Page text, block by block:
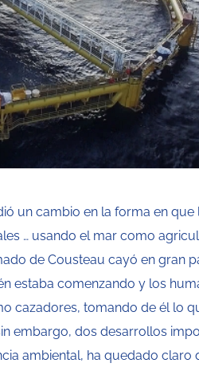
un cambio en la forma en
… usando el mar como
de Cousteau cayó en gran
estaba comenzando y los
cazadores, tomando de él lo
embargo, dos desarrollos
ambiental, ha quedado claro